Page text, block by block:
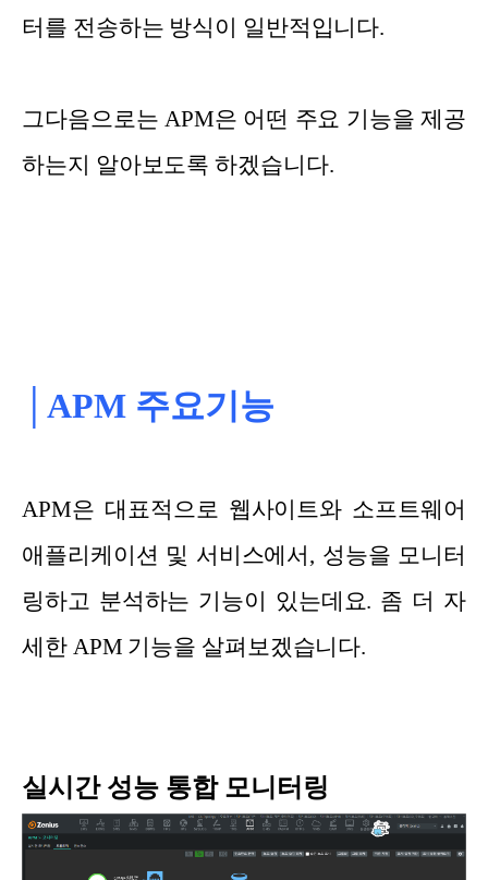
터를 전송하는 방식이 일반적입니다.
그다음으로는 APM은 어떤 주요 기능을 제공
하는지 알아보도록 하겠습니다.
│APM 주요기능
APM은 대표적으로 웹사이트와 소프트웨어
애플리케이션 및 서비스에서, 성능을 모니터
링하고 분석하는 기능이 있는데요. 좀 더 자
세한 APM 기능을 살펴보겠습니다.
실시간 성능 통합 모니터링